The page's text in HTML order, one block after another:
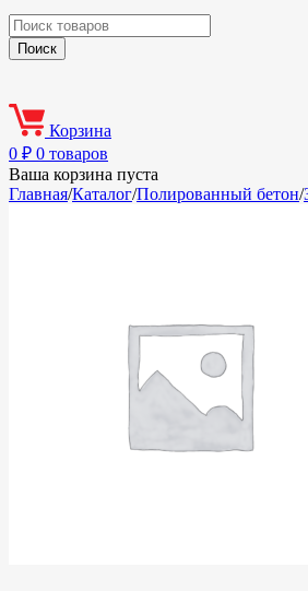
Корзина
0 ₽ 0 товаров
Ваша корзина пуста
Главная/Каталог/Полированный бетон/